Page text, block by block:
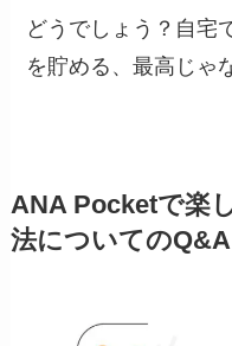
どうでしょう？自宅
を貯める、最高じゃ
ANA Pocketで楽
法についてのQ&A